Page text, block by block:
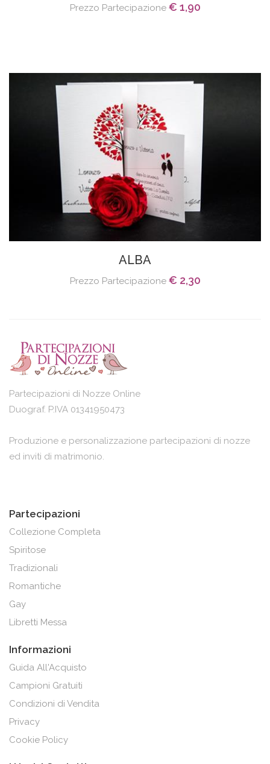
Prezzo Partecipazione € 1,90
ALBA
Prezzo Partecipazione € 2,30
Partecipazioni di Nozze Online
Duograf. P.IVA 01341950473
Produzione e personalizzazione partecipazioni di nozze
ed inviti di matrimonio.
Partecipazioni
Collezione Completa
Spiritose
Tradizionali
Romantiche
Gay
Libretti Messa
Informazioni
Guida All'Acquisto
Campioni Gratuiti
Condizioni di Vendita
Privacy
Cookie Policy